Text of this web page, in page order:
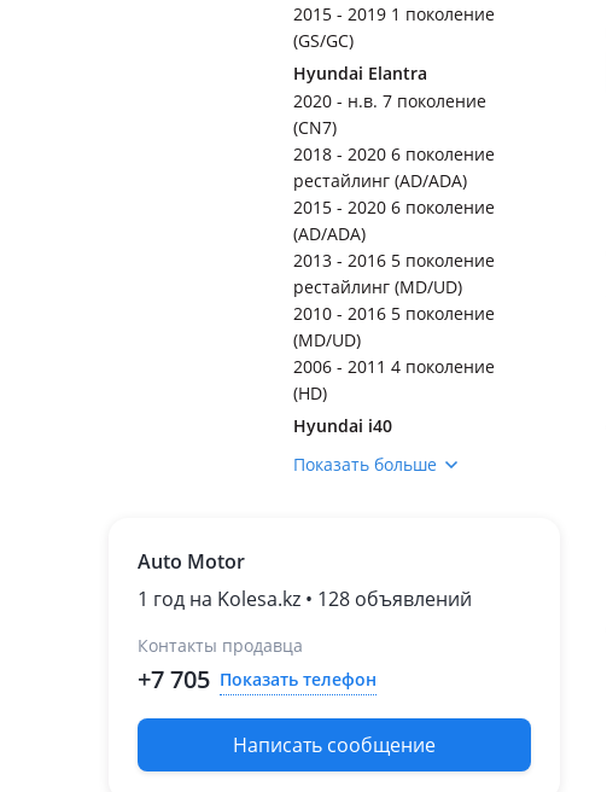
2015 - 2019 1 поколение
(GS/GC)
Hyundai Elantra
2020 - н.в. 7 поколение
(CN7)
2018 - 2020 6 поколение
рестайлинг (AD/ADA)
2015 - 2020 6 поколение
(AD/ADA)
2013 - 2016 5 поколение
рестайлинг (MD/UD)
2010 - 2016 5 поколение
(MD/UD)
2006 - 2011 4 поколение
(HD)
Hyundai i40
2015 - н.в. 1 поколение
2020 - н.в. 2 поколение
2017 - 2020 2 поколение
(NU)
2013 - 2017 1 поколение
рестайлинг (LM/EL/ELH)
2009 - 2013 1 поколение
(LM/EL/ELH)
Показать больше
Auto Motor
1 год на Kolesa.kz • 128 объявлений
Контакты продавца
+7 705 Показать телефон
Написать сообщение